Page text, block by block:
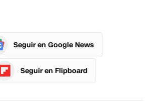
Seguir en Google News
Seguir en Flipboard